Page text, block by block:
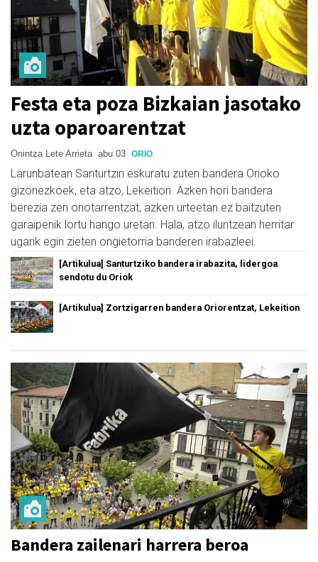
Festa eta poza Bizkaian jasotako
uzta oparoarentzat
Onintza Lete Arrieta abu 03 ORIO
Larunbatean Santurtzin eskuratu zuten bandera Orioko
gizonezkoek, eta atzo, Lekeition. Azken hori bandera
berezia zen oriotarrentzat, azken urteetan ez baitzuten
garaipenik lortu hango uretan. Hala, atzo iluntzean herritar
ugarik egin zieten ongietorria banderen irabazleei.
[Artikulua] Santurtziko bandera irabazita, lidergoa
sendotu du Oriok
[Artikulua] Zortzigarren bandera Oriorentzat, Lekeition
Bandera zailenari harrera beroa